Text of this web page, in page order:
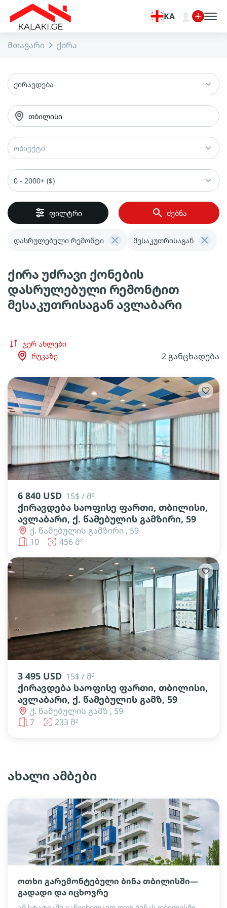
KA
მთავარი ქირა
ქირავდება
თბილისი
ობიექტი
0 - 2000+ ($)
ფილტრი ძებნა
დასრულებული რემონტი მესაკუთრისაგან
ქირა უძრავი ქონების
დასრულებული რემონტით
მესაკუთრისაგან ავლაბარი
ჯერ ახლები
რუკაზე
2 განცხადება
lens lens lens lens lens lens lens
6 840 USD 15$ / მ²
ქირავდება საოფისე ფართი, თბილისი,
ავლაბარი, ქ. წამებულის გამზირი, 59
ქ. წამებულის გამზირი , 59
10
456 მ²
lens lens lens lens lens lens
3 495 USD 15$ / მ²
ქირავდება საოფისე ფართი, თბილისი,
ავლაბარი, ქ. წამებულის გამზ, 59
ქ. წამებულის გამზ , 59
7
233 მ²
ახალი ამბები
ოთხი გარემონტებული ბინა თბილისში—
გადადი და იცხოვრე